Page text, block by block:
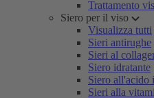
Trattamento
Siero per il viso
Visualizza tutti
Sieri antirughe
Sieri al
Siero idratante
Siero all'acido
Sieri alla